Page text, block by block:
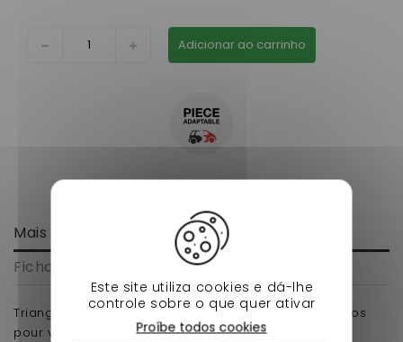
Adicionar ao carrinho
Mais informação
Ficha de dados
Triangle avant droit ou gauche jdm aloes-roxsy-xheos
pour voiture sans permis.
Este site utiliza cookies e dá-lhe
controle sobre o que quer ativar
Proíbe todos cookies